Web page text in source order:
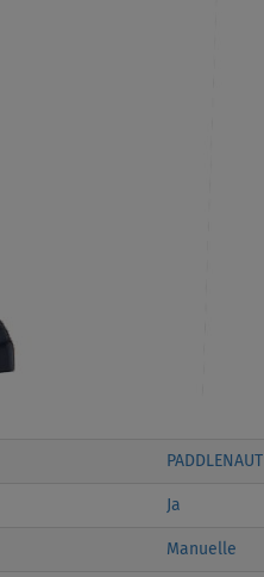
PADDLENAUT
Ja
Manuelle